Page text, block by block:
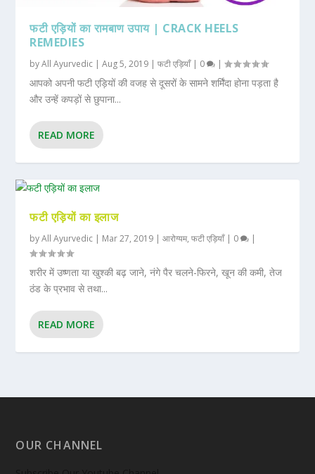
फटी एड़ियों का रामबाण उपाय | CRACK HEELS
REMEDIES
byAll Ayurvedic |Aug 5, 2019 |फटी एड़ियाँ| 0 |
आपको अपनी फटी एड़ियों की वजह से दूसरों के सामने शर्मिंदा होना पड़ता है
और उन्हें कपड़ों से छुपाना...
READ MORE
फटी एड़ियों का इलाज
byAll Ayurvedic | Mar 27, 2019 |आरोग्यम,फटी एड़ियाँ| 0 |
शरीर में उष्णता या खुश्की बढ़ जाने, नंगे पैर चलने-फिरने, खून की कमी, तेज
ठंड के प्रभाव से तथा...
READ MORE
OUR CHANNEL